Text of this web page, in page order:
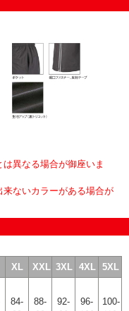
異なる場合が御座いま
ないカラーがある場合が
XL XXL 3XL 4XL 5XL
84-
88-
92-
96-
100-